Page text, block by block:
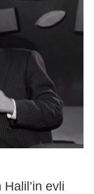
Halil’in evli